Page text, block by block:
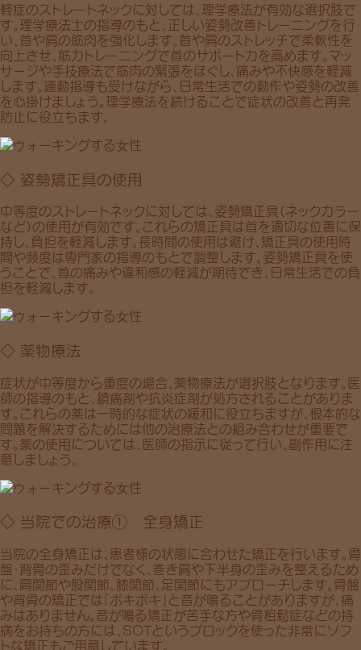
軽症のストレートネックに対しては、理学療法が有効な選択肢で
す。理学療法士の指導のもと、正しい姿勢改善トレーニングを行
い、首や肩の筋肉を強化します。首や肩のストレッチで柔軟性を
向上させ、筋力トレーニングで首のサポート力を高めます。マッ
サージや手技療法で筋肉の緊張をほぐし、痛みや不快感を軽減
します。運動指導も受けながら、日常生活での動作や姿勢の改善
を心掛けましょう。理学療法を続けることで症状の改善と再発
防止に役立ちます。
◇ 姿勢矯正具の使用
中等度のストレートネックに対しては、姿勢矯正具（ネックカラー
など）の使用が有効です。これらの矯正具は首を適切な位置に保
持し、負担を軽減します。長時間の使用は避け、矯正具の使用時
間や頻度は専門家の指導のもとで調整します。姿勢矯正具を使
うことで、首の痛みや違和感の軽減が期待でき、日常生活での負
担を軽減します。
◇ 薬物療法
症状が中等度から重度の場合、薬物療法が選択肢となります。医
師の指導のもと、鎮痛剤や抗炎症剤が処方されることがありま
す。これらの薬は一時的な症状の緩和に役立ちますが、根本的な
問題を解決するためには他の治療法との組み合わせが重要で
す。薬の使用については、医師の指示に従って行い、副作用に注
意しましょう。
◇ 当院での治療① 全身矯正
当院の全身矯正は、患者様の状態に合わせた矯正を行います。骨
盤・背骨の歪みだけでなく、巻き肩や下半身の歪みを整えるため
に、肩関節や股関節、膝関節、足関節にもアプローチします。骨盤
や背骨の矯正では「ポキポキ」と音が鳴ることがありますが、痛
みはありません。音が鳴る矯正が苦手な方や骨粗鬆症などの持
病をお持ちの方には、SOTというブロックを使った非常にソフ
トな矯正もご用意しています。